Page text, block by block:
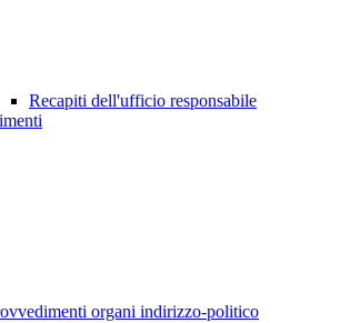
Recapiti dell'ufficio responsabile
organi indirizzo-politico